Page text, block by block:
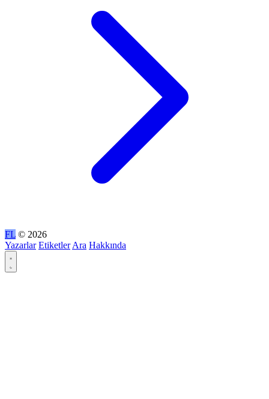
FL © 2026
Yazarlar Etiketler Ara Hakkında